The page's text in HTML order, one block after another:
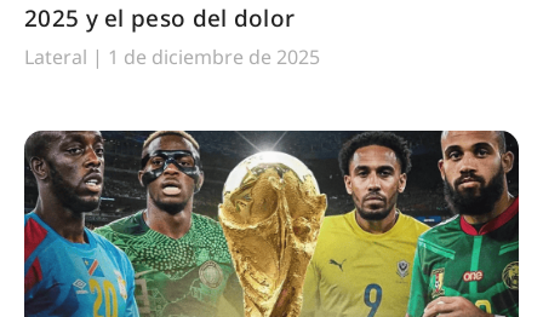
2025 y el peso del dolor
Lateral 1 de diciembre de 2025